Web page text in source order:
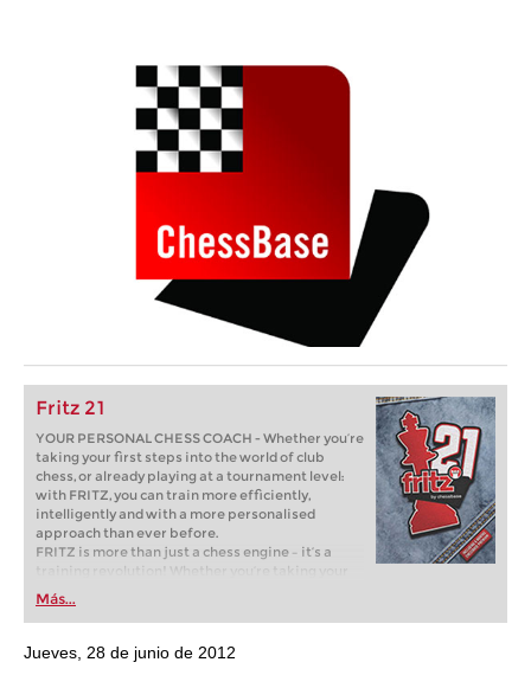
Fritz 21
YOUR PERSONAL CHESS COACH - Whether you’re
taking your first steps into the world of club
chess, or already playing at a tournament level:
with FRITZ, you can train more efficiently,
intelligently and with a more personalised
approach than ever before.
FRITZ is more than just a chess engine – it’s a
training revolution! Whether you’re taking your
first steps into the world of club chess, or already
playing at a tournament level: with FRITZ, you can
train more efficiently, intelligently and with a
more personalised approach than ever before.
Más...
Jueves, 28 de junio de 2012